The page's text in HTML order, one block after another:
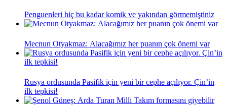
Penguenleri hiç bu kadar komik ve yakından görmemiştiniz
Mecnun Otyakmaz: Alacağımız her puanın çok önemi var
Rusya ordusunda Pasifik için yeni bir cephe açılıyor. Çin’in
ilk tepkisi!